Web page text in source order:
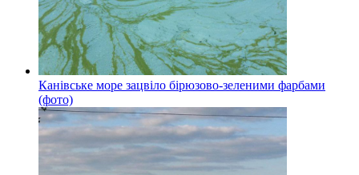
Канівське море зацвіло бірюзово-зеленими фарбами
(фото)